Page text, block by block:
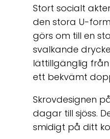
Stort socialt
den stora U-
görs om till en
svalkande
lättillgänglig
ett bekvämt
Skrovdesignen
dagar till sjöss.
smidigt på ditt